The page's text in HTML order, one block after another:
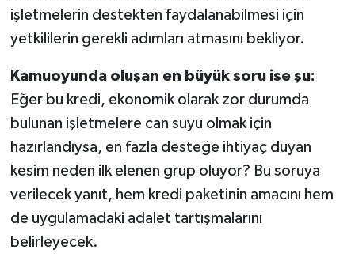
işletmelerin destekten faydalanabilmesi için
yetkililerin gerekli adımları atmasını bekliyor.
Kamuoyunda oluşan en büyük soru ise şu:
Eğer bu kredi, ekonomik olarak zor durumda
bulunan işletmelere can suyu olmak için
hazırlandıysa, en fazla desteğe ihtiyaç duyan
kesim neden ilk elenen grup oluyor? Bu soruya
verilecek yanıt, hem kredi paketinin amacını hem
de uygulamadaki adalet tartışmalarını
belirleyecek.